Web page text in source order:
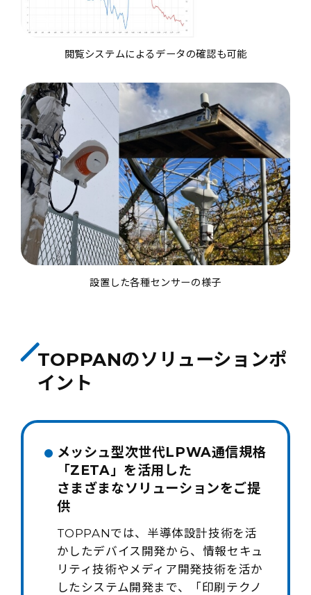
閲覧システムによるデータの確認も可能
設置した各種センサーの様子
TOPPANのソリューションポ
イント
メッシュ型次世代LPWA通信規格
「ZETA」を活用した
さまざまなソリューションをご提
供
TOPPANでは、半導体設計技術を活
かしたデバイス開発から、情報セキュ
リティ技術やメディア開発技術を活か
したシステム開発まで、「印刷テクノ